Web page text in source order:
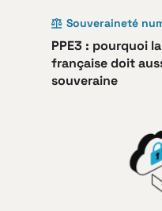
Souveraineté
PPE3 : pourquoi
française doit
souveraine